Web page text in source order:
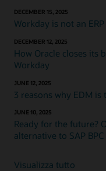
DECEMBER 15, 2025
Workday is not an
DECEMBER 12, 2025
How Oracle closes its
Workday
JUNE 12, 2025
3 reasons why EDM
JUNE 10, 2025
Ready for the future?
alternative to SAP BPC
Visualizza tutto